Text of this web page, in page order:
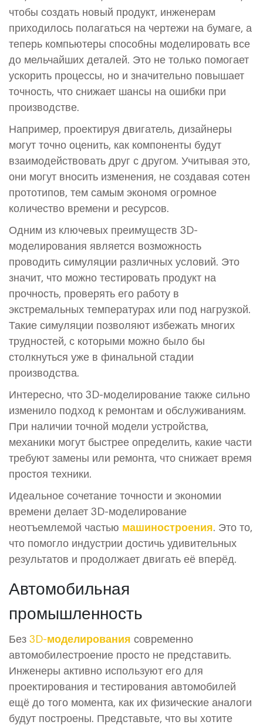
чтобы создать новый продукт, инженерам
приходилось полагаться на чертежи на бумаге, а
теперь компьютеры способны моделировать все
до мельчайших деталей. Это не только помогает
ускорить процессы, но и значительно повышает
точность, что снижает шансы на ошибки при
производстве.
Например, проектируя двигатель, дизайнеры
могут точно оценить, как компоненты будут
взаимодействовать друг с другом. Учитывая это,
они могут вносить изменения, не создавая сотен
прототипов, тем самым экономя огромное
количество времени и ресурсов.
Одним из ключевых преимуществ 3D-
моделирования является возможность
проводить симуляции различных условий. Это
значит, что можно тестировать продукт на
прочность, проверять его работу в
экстремальных температурах или под нагрузкой.
Такие симуляции позволяют избежать многих
трудностей, с которыми можно было бы
столкнуться уже в финальной стадии
производства.
Интересно, что 3D-моделирование также сильно
изменило подход к ремонтам и обслуживаниям.
При наличии точной модели устройства,
механики могут быстрее определить, какие части
требуют замены или ремонта, что снижает время
простоя техники.
Идеальное сочетание точности и экономии
времени делает 3D-моделирование
неотъемлемой частью машиностроения. Это то,
что помогло индустрии достичь удивительных
результатов и продолжает двигать её вперёд.
Автомобильная
промышленность
Без 3D-моделирования современно
автомобилестроение просто не представить.
Инженеры активно используют его для
проектирования и тестирования автомобилей
ещё до того момента, как их физические аналоги
будут построены. Представьте, что вы хотите